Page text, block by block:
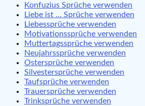
Konfuzius Sprüche verwenden
Liebe ist … Sprüche verwenden
Liebessprüche verwenden
Motivationssprüche verwenden
Muttertagssprüche verwenden
Neujahrssprüche verwenden
Ostersprüche verwenden
Silvestersprüche verwenden
Taufsprüche verwenden
Trauersprüche verwenden
Trinksprüche verwenden